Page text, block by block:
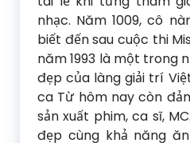
nhạc. Năm 1009, cô
biết đến sau cuộc thi
năm 1993 là một trong
đẹp của làng giải trí
ca Từ hôm nay còn
sản xuất phim, ca sĩ,
đẹp cùng khả năng